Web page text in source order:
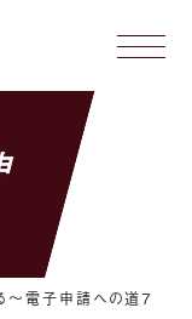
〜電子申請への道７